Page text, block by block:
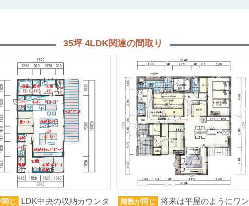
35坪 4LDK関連の間取り
同じ
LDK中央の収納カウンタ
階数が同じ
将来は平屋のようにワン